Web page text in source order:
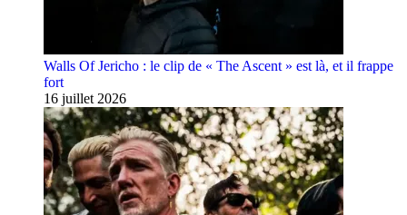
Walls Of Jericho : le clip de « The Ascent » est là, et il frappe
fort
16 juillet 2026